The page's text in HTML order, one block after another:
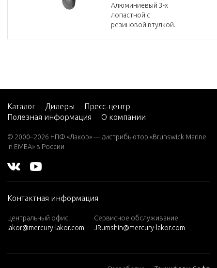
Алюминиевый 3-х
лопастной с
резиновой втулкой.
Каталог Дилеры
Пресс-центр
Полезная информация
О компании
© 2000–2026 НПФ «Лакор» — дистрибьютор «Brunswick Marine
in EMEA» в России
Контактная информация
Центральный офис
lakor@mercury-lakor.com
Сервисное обслуживание
JRumshin@mercury-lakor.com